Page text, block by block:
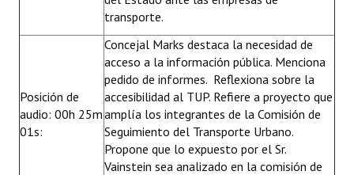
Antiguos Pobladores - Registro
Reconocimientos - Registro
Bariloche, Municipio intercultural
Entrega de distinciones
REFORMA DE LA CARTA ORGÁNICA
transporte.
Posición de
audio: 00h 25m
01s:
Concejal Marks destaca la necesidad de
acceso a la información pública. Menciona
pedido de informes. Reflexiona sobre la
accesibilidad al TUP. Refiere a proyecto que
amplía los integrantes de la Comisión de
Seguimiento del Transporte Urbano.
Propone que lo expuesto por el Sr.
Vainstein sea analizado en la comisión de